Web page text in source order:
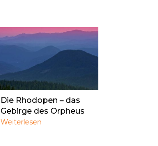
Die Rhodopen – das
Gebirge des Orpheus
Weiterlesen